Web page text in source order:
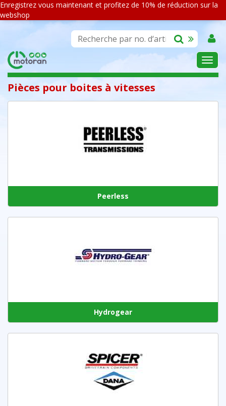
Enregistrez vous maintenant et profitez de 10% de réduction sur la
webshop
ASSORTIMENT
Pièces pour boites à vitesses
Peerless
Hydrogear